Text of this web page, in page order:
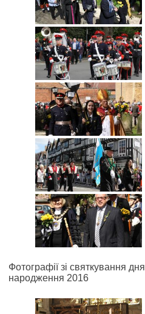
Фотографії зі святкування дня
народження 2016